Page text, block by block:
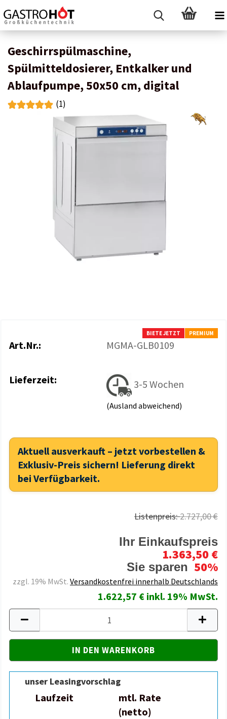
Geschirrspülmaschine,
Spülmitteldosierer, Entkalker und
Ablaufpumpe, 50x50 cm, digital
(1)
BIETE JETZT PREMIUM
Art.Nr.: MGMA-GLB0109
Lieferzeit: 3-5 Wochen
(Ausland abweichend)
Aktuell ausverkauft – jetzt vorbestellen &
Exklusiv-Preis sichern! Lieferung direkt
bei Verfügbarkeit.
Listenpreis:2.727,00 €
Ihr Einkaufspreis
1.363,50 €
Sie sparen 50%
zzgl. 19% MwSt. Versandkostenfrei innerhalb Deutschlands
1.622,57 € inkl. 19% MwSt.
unser Leasingvorschlag
Laufzeit
mtl. Rate
(netto)